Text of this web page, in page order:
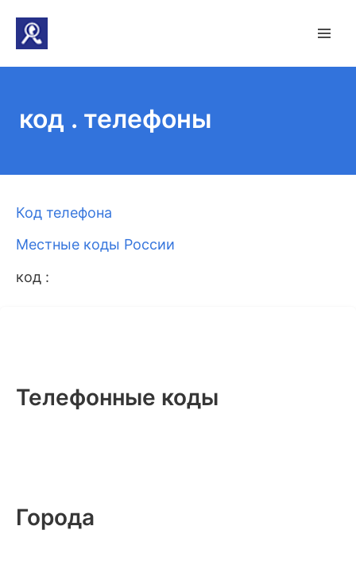
код . телефоны
Код телефона
Местные коды России
код :
Телефонные коды
Города